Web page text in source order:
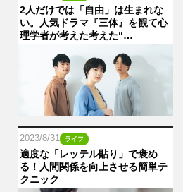
2人だけでは「自由」は生まれな
い。人気ドラマ『三体』を観て心
理学者が考えた考えた“…
2023/8/31 ライフ
適度な「レッテル貼り」で褒め
る！人間関係を向上させる簡単テ
クニック